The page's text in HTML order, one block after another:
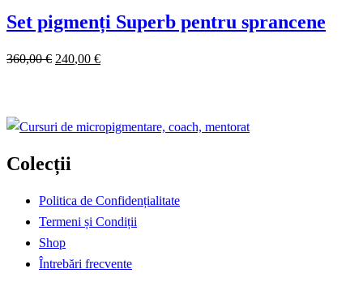
fost:
60,00 €.
40,00 €.
Set pigmenți Superb pentru sprancene
360,00 € Prețul
fost:
240,00 €
240,00 €.
Colecții
Politica de Confidențialitate
Termeni și Condiții
Shop
Întrebări frecvente